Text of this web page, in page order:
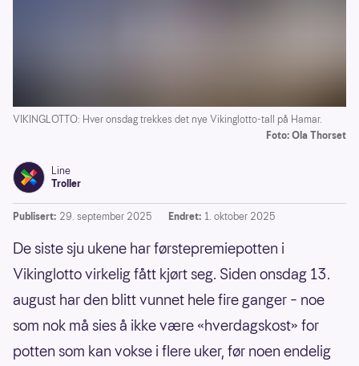
VIKINGLOTTO: Hver onsdag trekkes det nye Vikinglotto-tall på Hamar.
Foto: Ola Thorset
Line
Troller
Publisert: 29. september 2025 Endret: 1. oktober 2025
De siste sju ukene har førstepremiepotten i
Vikinglotto virkelig fått kjørt seg. Siden onsdag 13.
august har den blitt vunnet hele fire ganger – noe
som nok må sies å ikke være «hverdagskost» for
potten som kan vokse i flere uker, før noen endelig